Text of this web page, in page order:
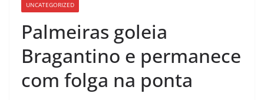
UNCATEGORIZED
Palmeiras goleia
Bragantino e permanece
com folga na ponta